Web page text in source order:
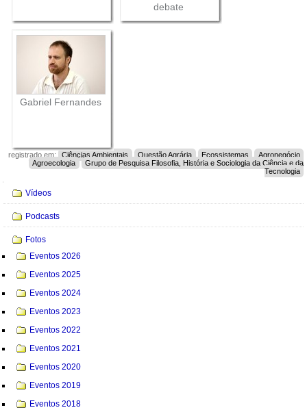
debate
Gabriel Fernandes
registrado em: Ciências Ambientais Questão Agrária Ecossistemas
Agronegócio
Agroecologia
Grupo de Pesquisa Filosofia, História e Sociologia da Ciência e da
Tecnologia
Vídeos
Podcasts
Fotos
Eventos 2026
Eventos 2025
Eventos 2024
Eventos 2023
Eventos 2022
Eventos 2021
Eventos 2020
Eventos 2019
Eventos 2018